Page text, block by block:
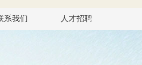
系我们 人才招聘